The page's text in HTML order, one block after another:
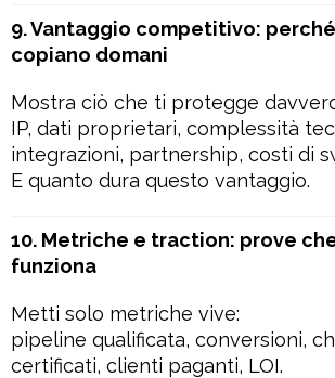
9. Vantaggio competitivo:
copiano domani
Mostra ciò che ti protegge
IP, dati proprietari, complessità
integrazioni, partnership, costi di
E quanto dura questo vantaggio.
10. Metriche e traction: prove
funziona
Metti solo metriche vive:
pipeline qualificata, conversioni,
certificati, clienti paganti, LOI.